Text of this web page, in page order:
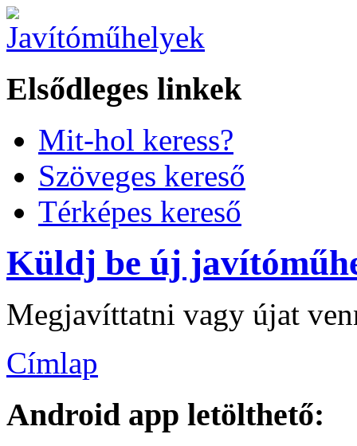
Elsődleges linkek
Mit-hol keress?
Szöveges kereső
Térképes kereső
Küldj be új
Megjavíttatni vagy újat
Címlap
Android app letölthető: